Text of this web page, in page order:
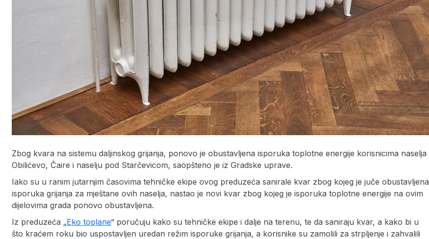
Zbog kvara na sistemu daljinskog grijanja, ponovo je obustavljena isporuka toplotne energije korisnicima naselja
Obilićevo, Čaire i naselju pod Starčevicom, saopšteno je iz Gradske uprave.
Iako su u ranim jutarnjim časovima tehničke ekipe ovog preduzeća sanirale kvar zbog kojeg je juče obustavljena
isporuka grijanja za mještane ovih naselja, nastao je novi kvar zbog kojeg je isporuka toplotne energije na ovim
dijelovima grada ponovo obustavljena.
Iz preduzeća „Eko toplane“ poručuju kako su tehničke ekipe i dalje na terenu, te da saniraju kvar, a kako bi u
što kraćem roku bio uspostavljen uredan režim isporuke grijanja, a korisnike su zamolili za strpljenje i zahvalili